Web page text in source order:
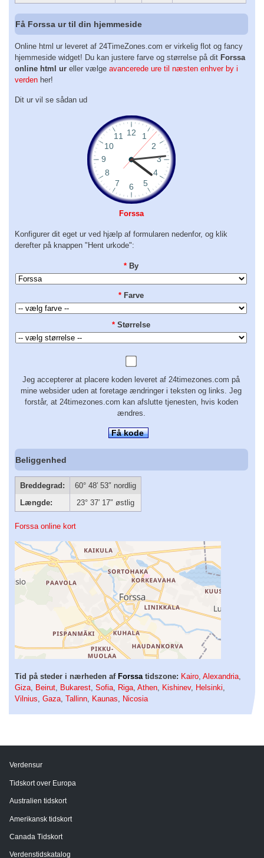
Få Forssa ur til din hjemmeside
Online html ur leveret af 24TimeZones.com er virkelig flot og fancy
hjemmeside widget! Du kan justere farve og størrelse på dit Forssa
online html ur eller vælge avancerede ure til næsten enhver by i
verden her!
Dit ur vil se sådan ud
Forssa
Konfigurer dit eget ur ved hjælp af formularen nedenfor, og klik
derefter på knappen "Hent urkode":
* By
* Farve
* Størrelse
Jeg accepterer at placere koden leveret af 24timezones.com på
mine websider uden at foretage ændringer i teksten og links. Jeg
forstår, at 24timezones.com kan afslutte tjenesten, hvis koden
ændres.
Få kode
Beliggenhed
Breddegrad:
60° 48′ 53″ nordlig
Længde:
23° 37′ 17″ østlig
Forssa online kort
Tid på steder i nærheden af Forssa tidszone: Kairo Alexandria
Giza
Beirut Bukarest Sofia Riga Athen Kishinev, Helsinki
Vilnius Gaza Tallinn Kaunas Nicosia
Verdensur
Tidskort over Europa
Australien tidskort
Amerikansk tidskort
Canada Tidskort
Verdenstidskatalog